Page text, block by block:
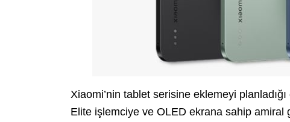
Xiaomi’nin tablet serisine eklemeyi
Elite işlemciye ve OLED ekrana sahip amiral